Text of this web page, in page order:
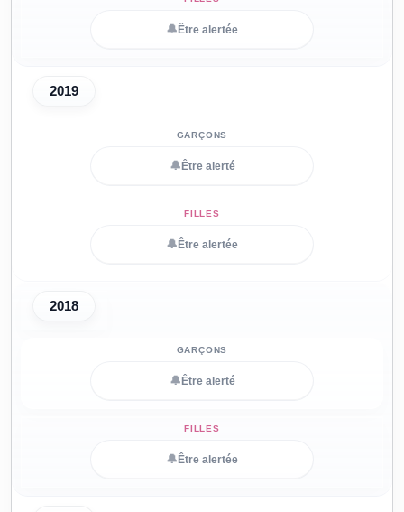
🔔 Être alertée
2019
🔔 Être alerté
🔔 Être alertée
2018
🔔 Être alerté
🔔 Être alertée